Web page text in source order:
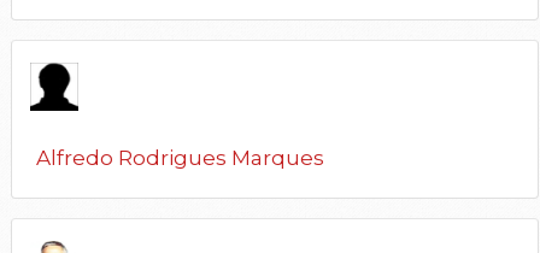
Alfredo Rodrigues Marques